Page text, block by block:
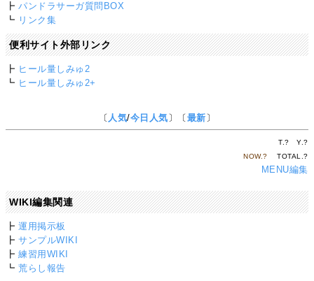
┣パンドラサーガ質問BOX
┗ リンク集
便利サイト外部リンク
┣ ヒール量しみゅ2
┗ ヒール量しみゅ2+
〔 人気/今日人気〕〔最新〕
T.? Y.?
NOW.? TOTAL.?
MENU編集
WIKI編集関連
┣運用掲示板
┣サンプルWIKI
┣練習用WIKI
┗荒らし報告